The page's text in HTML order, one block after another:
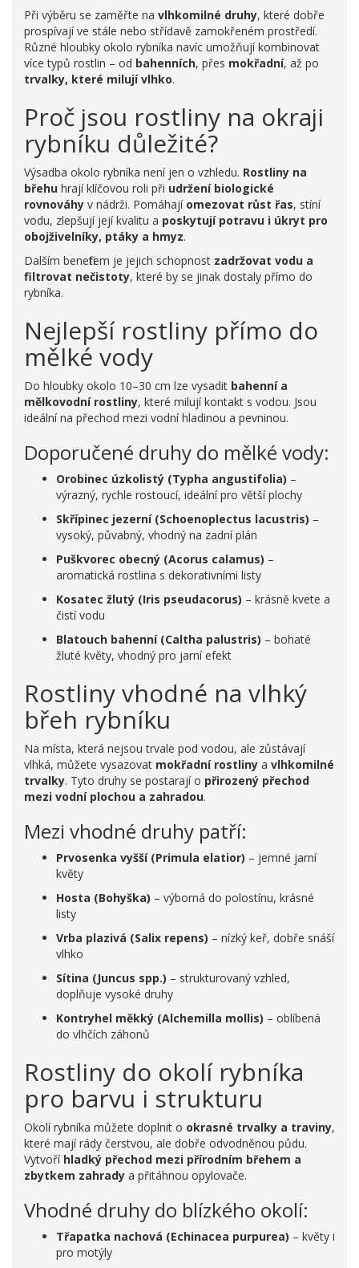
Při výběru se zaměřte na vlhkomilné druhy, které dobře
prospívají ve stále nebo střídavě zamokřeném prostředí.
Různé hloubky okolo rybníka navíc umožňují kombinovat
více typů rostlin – od bahenních, přes mokřadní, až po
trvalky, které milují vlhko.
Proč jsou rostliny na okraji
rybníku důležité?
Výsadba okolo rybníka není jen o vzhledu. Rostliny na
břehu hrají klíčovou roli při udržení biologické
rovnováhy v nádrži. Pomáhají omezovat růst řas, stíní
vodu, zlepšují její kvalitu a poskytují potravu i úkryt pro
obojživelníky, ptáky a hmyz.
Dalším benefitem je jejich schopnost zadržovat vodu a
filtrovat nečistoty, které by se jinak dostaly přímo do
rybníka.
Nejlepší rostliny přímo do
mělké vody
Do hloubky okolo 10–30 cm lze vysadit bahenní a
mělkovodní rostliny, které milují kontakt s vodou. Jsou
ideální na přechod mezi vodní hladinou a pevninou.
Doporučené druhy do mělké vody:
Orobinec úzkolistý (Typha angustifolia) –
výrazný, rychle rostoucí, ideální pro větší plochy
Skřípinec jezerní (Schoenoplectus lacustris) –
vysoký, půvabný, vhodný na zadní plán
Puškvorec obecný (Acorus calamus) –
aromatická rostlina s dekorativními listy
Kosatec žlutý (Iris pseudacorus) – krásně kvete a
čistí vodu
Blatouch bahenní (Caltha palustris) – bohaté
žluté květy, vhodný pro jarní efekt
Rostliny vhodné na vlhký
břeh rybníku
Na místa, která nejsou trvale pod vodou, ale zůstávají
vlhká, můžete vysazovat mokřadní rostliny a vlhkomilné
trvalky. Tyto druhy se postarají o přirozený přechod
mezi vodní plochou a zahradou.
Mezi vhodné druhy patří:
Prvosenka vyšší (Primula elatior) – jemné jarní
květy
Hosta (Bohyška) – výborná do polostínu, krásné
listy
Vrba plazivá (Salix repens) – nízký keř, dobře snáší
vlhko
Sítina (Juncus spp.) – strukturovaný vzhled,
doplňuje vysoké druhy
Kontryhel měkký (Alchemilla mollis) – oblíbená
do vlhčích záhonů
Rostliny do okolí rybníka
pro barvu i strukturu
Okolí rybníka můžete doplnit o okrasné trvalky a traviny,
které mají rády čerstvou, ale dobře odvodněnou půdu.
Vytvoří hladký přechod mezi přírodním břehem a
zbytkem zahrady a přitáhnou opylovače.
Vhodné druhy do blízkého okolí:
Třapatka nachová (Echinacea purpurea) – květy i
pro motýly